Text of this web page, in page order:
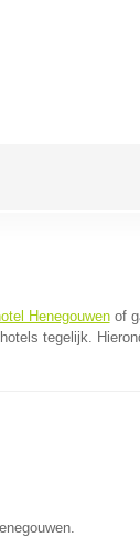
Henegouwenof
tegelijk.